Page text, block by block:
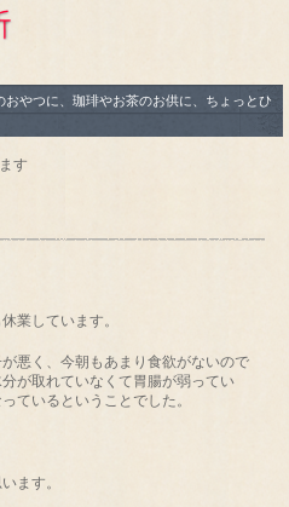
やつに、珈琲やお茶のお供に、ちょっとひ
す
業しています。
悪く、今朝もあまり食欲がないので
が取れていなくて胃腸が弱ってい
ているということでした。
ます。